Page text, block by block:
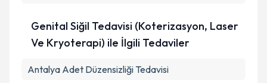
Genital Siğil Tedavisi (Koterizasyon, Laser
Ve Kryoterapi) ile İlgili Tedaviler
Antalya Adet Düzensizliği Tedavisi